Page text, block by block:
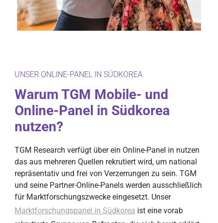
UNSER ONLINE-PANEL IN SÜDKOREA
Warum TGM Mobile- und
Online-Panel in Südkorea
nutzen?
TGM Research verfügt über ein Online-Panel in nutzen
das aus mehreren Quellen rekrutiert wird, um national
repräsentativ und frei von Verzerrungen zu sein. TGM
und seine Partner-Online-Panels werden ausschließlich
für Marktforschungszwecke eingesetzt. Unser
Marktforschungspanel in Südkorea ist eine vorab